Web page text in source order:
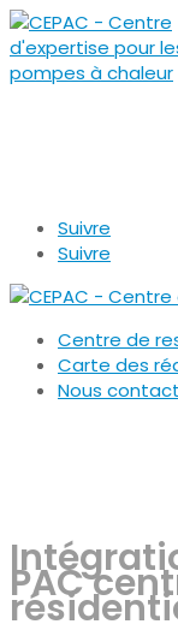
Suivre
Suivre
Centre de
Carte des
Nous
PAC